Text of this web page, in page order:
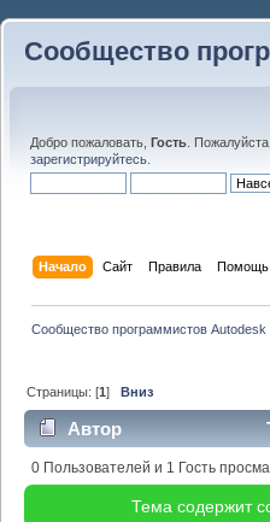
Сообщество
Добро пожаловать, Гость . Пожалуйста,
зарегистрируйтесь
Начало Сайт Правила Помощь
Сообщество программистов
Страницы: [1]Вниз
Автор
раз)
0 Пользователей и 1 Гость
Тема содержит